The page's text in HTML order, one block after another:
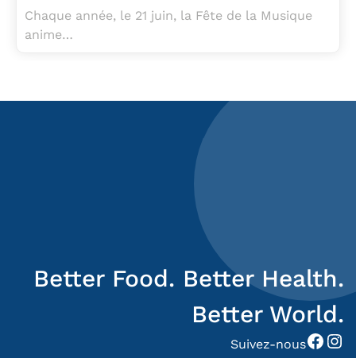
Chaque année, le 21 juin, la Fête de la Musique
anime…
Better Food. Better Health.
Better World.
Suivez-nousFacebook Instagram